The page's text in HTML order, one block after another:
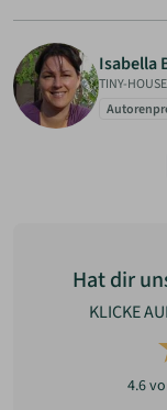
Isabella
TINY-
Hat dir
KLICKE
4.6